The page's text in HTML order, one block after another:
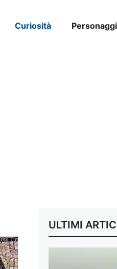
Curiosità Personaggi
ULTIMI